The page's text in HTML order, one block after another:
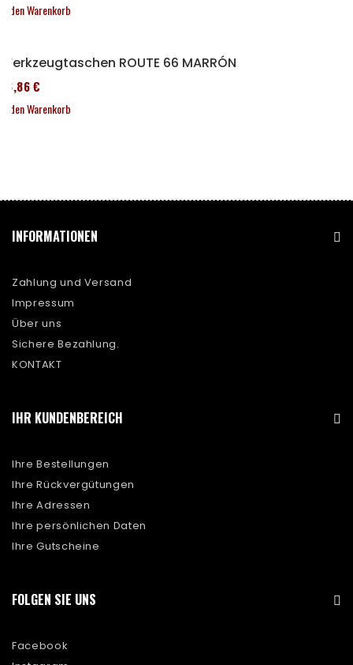
In den Warenkorb
Werkzeugtaschen ROUTE 66 MARRÓN
76,86 €
In den Warenkorb
INFORMATIONEN
Zahlung und Versand
Impressum
Über uns
Sichere Bezahlung.
KONTAKT
IHR KUNDENBEREICH
Ihre Bestellungen
Ihre Rückvergütungen
Ihre Adressen
Ihre persönlichen Daten
Ihre Gutscheine
FOLGEN SIE UNS
Facebook